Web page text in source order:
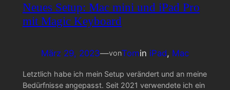
Neues Setup: Mac mini und iPad Pro
mit Magic Keyboard
März 29, 2023—vonTomin iPad, Mac
Letztlich habe ich mein Setup verändert und an meine
Bedürfnisse angepasst. Seit 2021 verwendete ich ein